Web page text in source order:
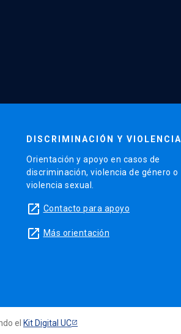
DISCRIMINACIÓN Y VIOLENCIA
Orientación y apoyo en casos de
discriminación, violencia de género o
violencia sexual.
launch Contacto para apoyo
launch Más orientación
el Kit Digital UC